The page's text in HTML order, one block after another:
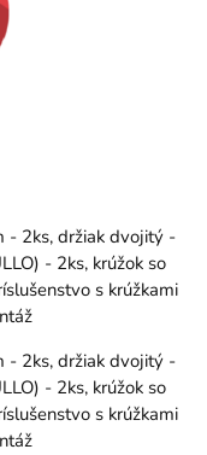
2ks, držiak dvojitý -
- 2ks, krúžok so
s krúžkami
2ks, držiak dvojitý -
- 2ks, krúžok so
s krúžkami